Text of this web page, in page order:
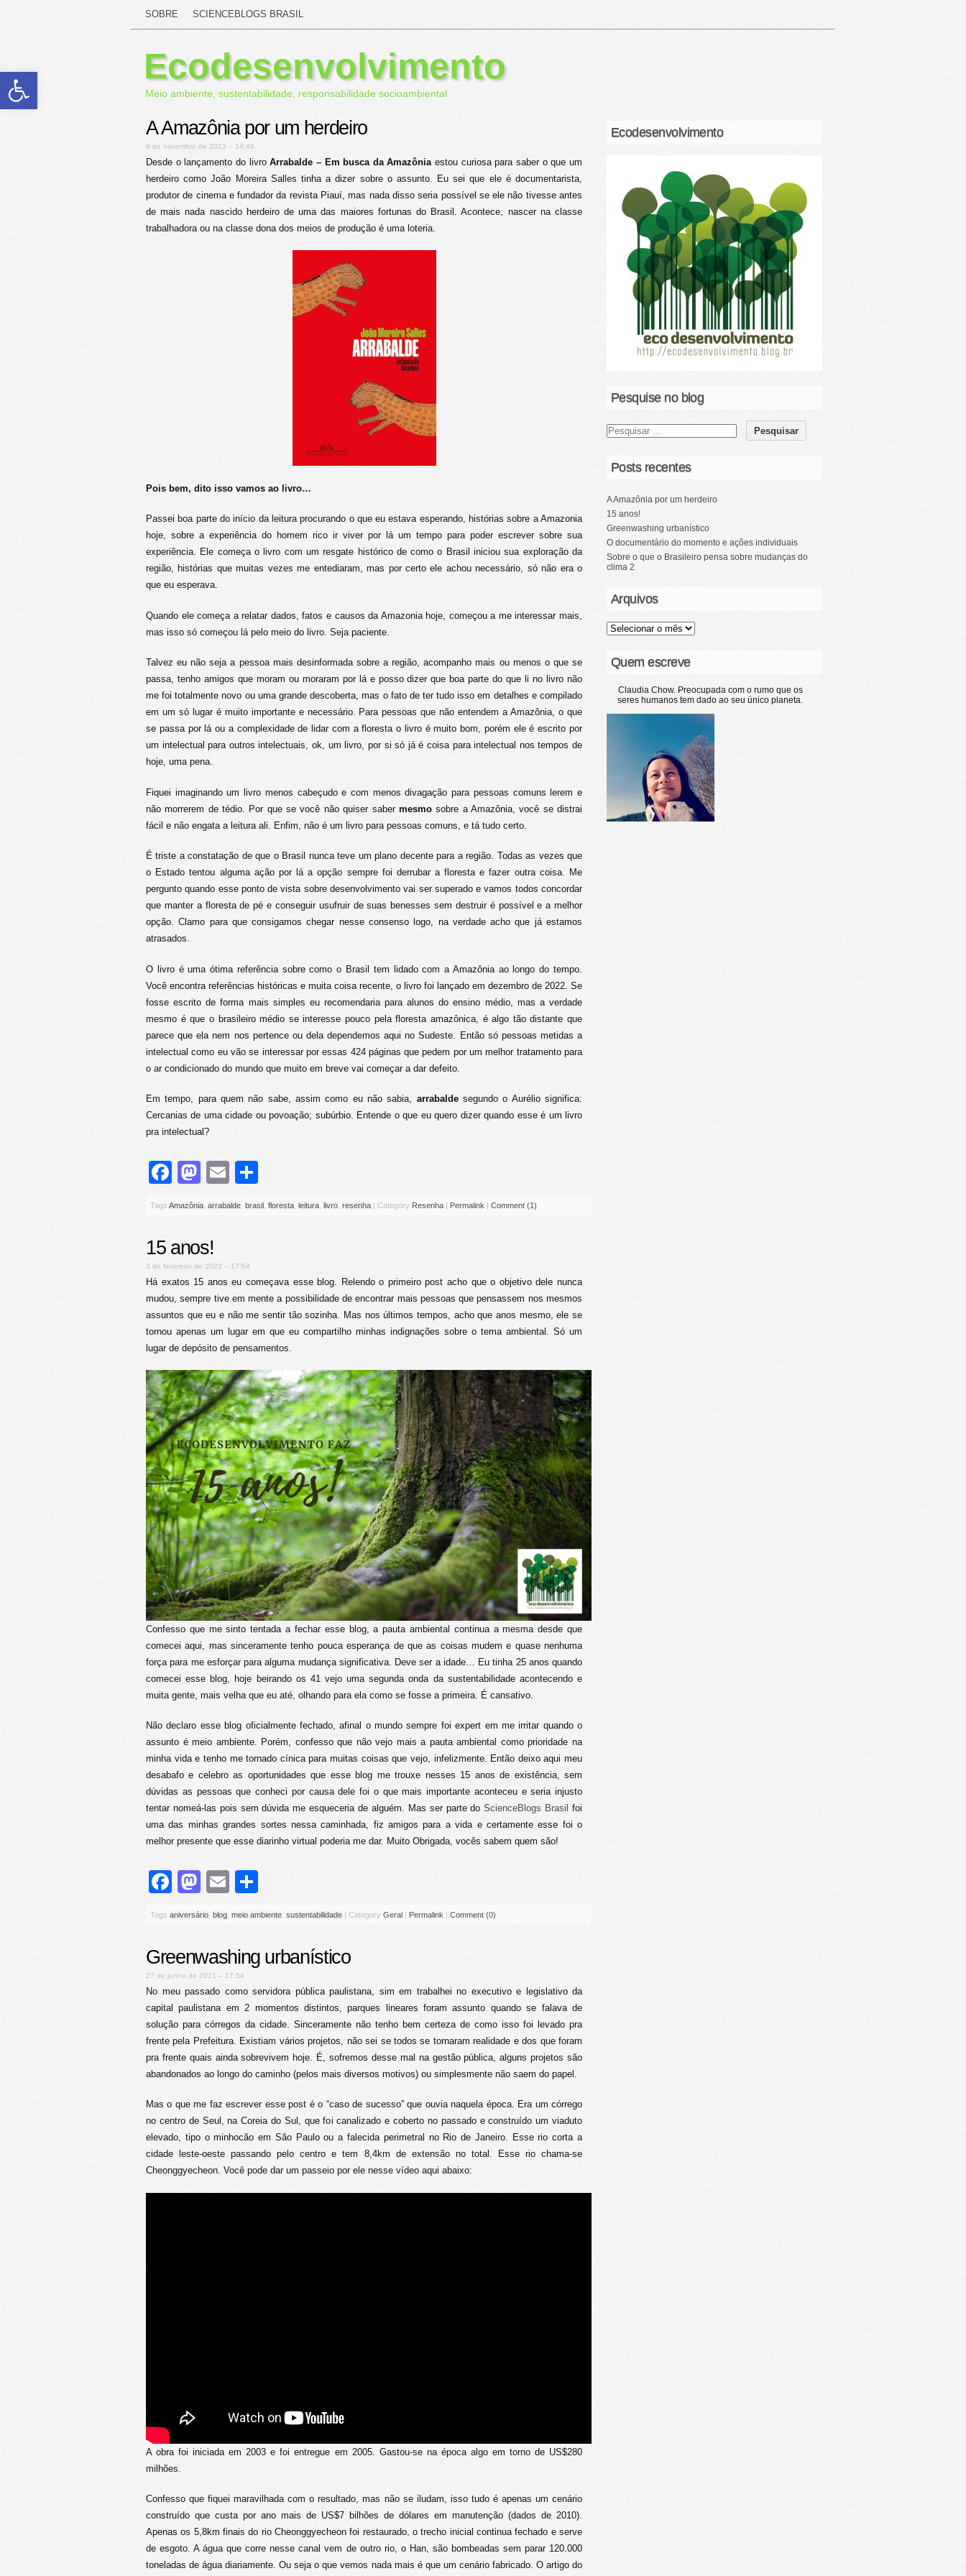
Abrir a barra de ferramentas
SOBRE SCIENCEBLOGS BRASIL
Ecodesenvolvimento
Meio ambiente, sustentabilidade, responsabilidade socioambiental
A Amazônia por um herdeiro
6 de novembro de 2023 – 14:46
Desde o lançamento do livroArrabalde – Em busca da Amazônia estou curiosa para saber o que um
herdeiro como João Moreira Salles tinha a dizer sobre o assunto. Eu sei que ele é documentarista,
produtor de cinema e fundador da revista Piauí, mas nada disso seria possível se ele não tivesse antes
de mais nada nascido herdeiro de uma das maiores fortunas do Brasil. Acontece, nascer na classe
trabalhadora ou na classe dona dos meios de produção é uma loteria.
Pois bem, dito isso vamos ao livro…
Passei boa parte do início da leitura procurando o que eu estava esperando, histórias sobre a Amazonia
hoje, sobre a experiência do homem rico ir viver por lá um tempo para poder escrever sobre sua
experiência. Ele começa o livro com um resgate histórico de como o Brasil iniciou sua exploração da
região, histórias que muitas vezes me entediaram, mas por certo ele achou necessário, só não era o
que eu esperava.
Quando ele começa a relatar dados, fatos e causos da Amazonia hoje, começou a me interessar mais,
mas isso só começou lá pelo meio do livro. Seja paciente.
Talvez eu não seja a pessoa mais desinformada sobre a região, acompanho mais ou menos o que se
passa, tenho amigos que moram ou moraram por lá e posso dizer que boa parte do que li no livro não
me foi totalmente novo ou uma grande descoberta, mas o fato de ter tudo isso em detalhes e compilado
em um só lugar é muito importante e necessário. Para pessoas que não entendem a Amazônia, o que
se passa por lá ou a complexidade de lidar com a floresta o livro é muito bom, porém ele é escrito por
um intelectual para outros intelectuais, ok, um livro, por si só já é coisa para intelectual nos tempos de
hoje, uma pena.
Fiquei imaginando um livro menos cabeçudo e com menos divagação para pessoas comuns lerem e
não morrerem de tédio. Por que se você não quiser saber mesmosobre a Amazônia, você se distrai
fácil e não engata a leitura ali. Enfim, não é um livro para pessoas comuns, e tá tudo certo.
É triste a constatação de que o Brasil nunca teve um plano decente para a região. Todas as vezes que
o Estado tentou alguma ação por lá a opção sempre foi derrubar a floresta e fazer outra coisa. Me
pergunto quando esse ponto de vista sobre desenvolvimento vai ser superado e vamos todos concordar
que manter a floresta de pé e conseguir usufruir de suas benesses sem destruir é possível e a melhor
opção. Clamo para que consigamos chegar nesse consenso logo, na verdade acho que já estamos
atrasados.
O livro é uma ótima referência sobre como o Brasil tem lidado com a Amazônia ao longo do tempo.
Você encontra referências históricas e muita coisa recente, o livro foi lançado em dezembro de 2022. Se
fosse escrito de forma mais simples eu recomendaria para alunos do ensino médio, mas a verdade
mesmo é que o brasileiro médio se interesse pouco pela floresta amazônica, é algo tão distante que
parece que ela nem nos pertence ou dela dependemos aqui no Sudeste. Então só pessoas metidas a
intelectual como eu vão se interessar por essas 424 páginas que pedem por um melhor tratamento para
o ar condicionado do mundo que muito em breve vai começar a dar defeito.
Em tempo, para quem não sabe, assim como eu não sabia, arrabaldesegundo o Aurélio significa:
Cercanias de uma cidade ou povoação; subúrbio. Entende o que eu quero dizer quando esse é um livro
pra intelectual?
Facebook
Mastodon
Email
Tags Amazônia arrabalde brasil floresta leitura livro resenha | Category Resenha | Permalink | Comment (1)
15 anos!
3 de fevereiro de 2022 – 17:54
Há exatos 15 anos eu começava esse blog. Relendo o primeiro post acho que o objetivo dele nunca
mudou, sempre tive em mente a possibilidade de encontrar mais pessoas que pensassem nos mesmos
assuntos que eu e não me sentir tão sozinha. Mas nos últimos tempos, acho que anos mesmo, ele se
tornou apenas um lugar em que eu compartilho minhas indignações sobre o tema ambiental. Só um
lugar de depósito de pensamentos.
Confesso que me sinto tentada a fechar esse blog, a pauta ambiental continua a mesma desde que
comecei aqui, mas sinceramente tenho pouca esperança de que as coisas mudem e quase nenhuma
força para me esforçar para alguma mudança significativa. Deve ser a idade… Eu tinha 25 anos quando
comecei esse blog, hoje beirando os 41 vejo uma segunda onda da sustentabilidade acontecendo e
muita gente, mais velha que eu até, olhando para ela como se fosse a primeira. É cansativo.
Não declaro esse blog oficialmente fechado, afinal o mundo sempre foi expert em me irritar quando o
assunto é meio ambiente. Porém, confesso que não vejo mais a pauta ambiental como prioridade na
minha vida e tenho me tornado cínica para muitas coisas que vejo, infelizmente. Então deixo aqui meu
desabafo e celebro as oportunidades que esse blog me trouxe nesses 15 anos de existência, sem
dúvidas as pessoas que conheci por causa dele foi o que mais importante aconteceu e seria injusto
tentar nomeá-las pois sem dúvida me esqueceria de alguém. Mas ser parte doScienceBlogs Brasil foi
uma das minhas grandes sortes nessa caminhada, fiz amigos para a vida e certamente esse foi o
melhor presente que esse diarinho virtual poderia me dar. Muito Obrigada, vocês sabem quem são!
Facebook
Mastodon
Email
Tags aniversário blog meio ambiente sustentabilidade Category Geral Permalink Comment (0)
Greenwashing urbanístico
27 de junho de 2021 – 17:54
No meu passado como servidora pública paulistana, sim em trabalhei no executivo e legislativo da
capital paulistana em 2 momentos distintos, parques lineares foram assunto quando se falava de
solução para córregos da cidade. Sinceramente não tenho bem certeza de como isso foi levado pra
frente pela Prefeitura. Existiam vários projetos, não sei se todos se tornaram realidade e dos que foram
pra frente quais ainda sobrevivem hoje. É, sofremos desse mal na gestão pública, alguns projetos são
abandonados ao longo do caminho (pelos mais diversos motivos) ou simplesmente não saem do papel.
Mas o que me faz escrever esse post é o “caso de sucesso” que ouvia naquela época. Era um córrego
no centro de Seul, na Coreia do Sul, que foi canalizado e coberto no passado e construído um viaduto
elevado, tipo o minhocão em São Paulo ou a falecida perimetral no Rio de Janeiro. Esse rio corta a
cidade leste-oeste passando pelo centro e tem 8,4km de extensão no total. Esse rio chama-se
Cheonggyecheon. Você pode dar um passeio por ele nesse vídeo aqui abaixo:
A obra foi iniciada em 2003 e foi entregue em 2005. Gastou-se na época algo em torno de US$280
milhões.
Confesso que fiquei maravilhada com o resultado, mas não se iludam, isso tudo é apenas um cenário
construído que custa por ano mais de US$7 bilhões de dólares em manutenção (dados de 2010).
Apenas os 5,8km finais do rio Cheonggyecheon foi restaurado, o trecho inicial continua fechado e serve
de esgoto. A água que corre nesse canal vem de outro rio, o Han, são bombeadas sem parar 120.000
toneladas de água diariamente. Ou seja o que vemos nada mais é que um cenário fabricado. O artigo do
Ecodesenvolvimento
Pesquise no blog
Posts recentes
A Amazônia por um herdeiro
15 anos!
Greenwashing urbanístico
O documentário do momento e ações individuais
Sobre o que o Brasileiro pensa sobre mudanças do
clima 2
Arquivos
Quem escreve
Claudia Chow. Preocupada com o rumo que os
seres humanos tem dado ao seu único planeta.